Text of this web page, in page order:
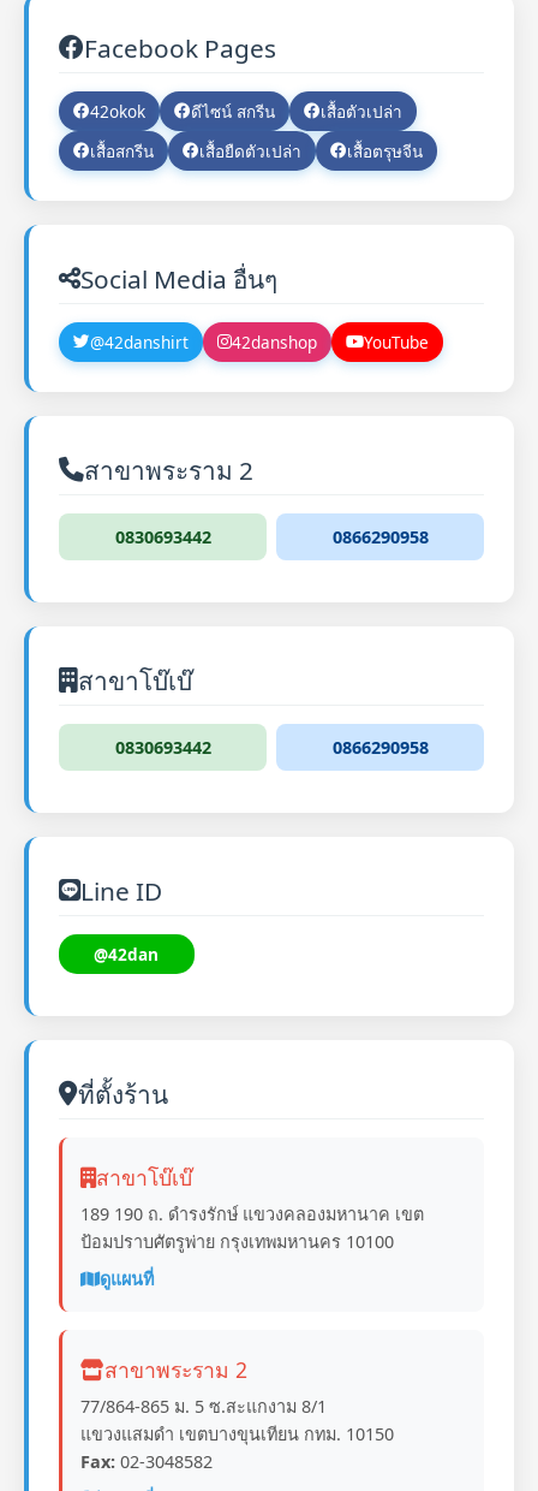
Facebook Pages
42okok ดีไซน์ สกรีน
เสื้อตัวเปล่า
เสื้อสกรีน
เสื้อยืดตัวเปล่า เสื้อตรุษจีน
Social Media อื่นๆ
@42danshirt 42danshop YouTube
สาขาพระราม 2
0830693442 0866290958
สาขาโบ๊เบ๊
0830693442 0866290958
Line ID
@42dan
ที่ตั้งร้าน
สาขาโบ๊เบ๊
189 190 ถ. ดำรงรักษ์ แขวงคลองมหานาค เขต
ป้อมปราบศัตรูพ่าย กรุงเทพมหานคร 10100
ดูแผนที่
สาขาพระราม 2
77/864-865 ม. 5 ซ.สะแกงาม 8/1
แขวงแสมดำ เขตบางขุนเทียน กทม. 10150
Fax: 02-3048582